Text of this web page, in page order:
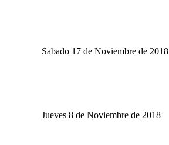
Sabado 17 de Noviembre de 2018
Jueves 8 de Noviembre de 2018